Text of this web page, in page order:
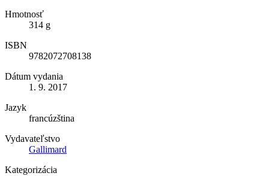
Hmotnosť
314 g
ISBN
9782072708138
Dátum vydania
1. 9. 2017
Jazyk
francúzština
Vydavateľstvo
Gallimard
Kategorizácia